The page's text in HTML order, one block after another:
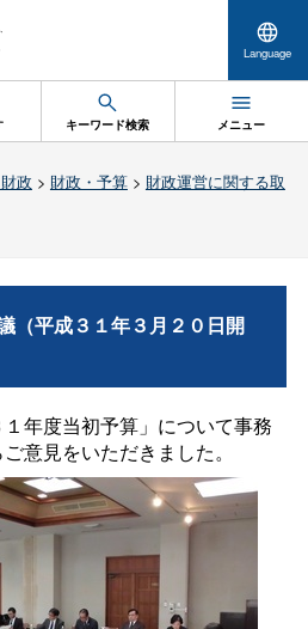
Language
キーワード検索 メニュー
政 > 財政・予算> 財政運営に関する取
（平成３１年３月２０日開
年度当初予算」について事務
意見をいただきました。